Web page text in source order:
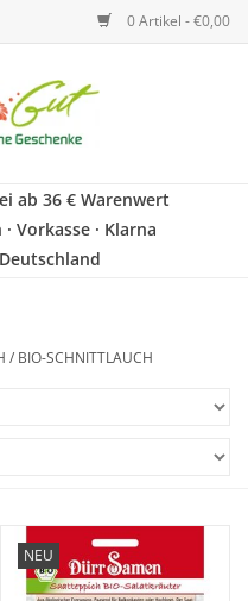
0 Artikel - €0,00
ab 36 € Warenwert
Vorkasse · Klarna
/ BIO-SCHNITTLAUCH
NEU